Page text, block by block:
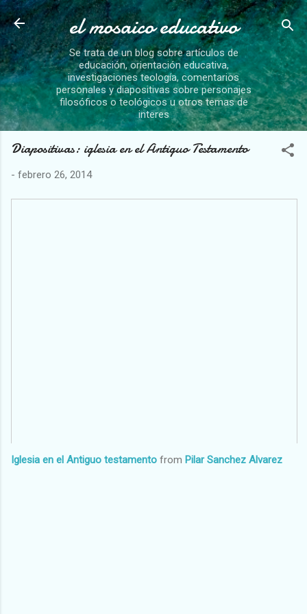
Ir al contenido principal
el mosaico educativo
Se trata de un blog sobre artículos de
educación, orientación educativa,
investigaciones teología, comentarios
personales y diapositivas sobre personajes
filosóficos o teológicos u otros temas de
interes
Diapositivas: iglesia en el Antiguo Testamento
- febrero 26, 2014
Iglesia en el Antiguo testamento from Pilar Sanchez Alvarez